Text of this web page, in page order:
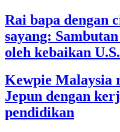
Rai bapa dengan
sayang:
oleh kebaikan
Kewpie Malaysia
Jepun dengan
pendidikan